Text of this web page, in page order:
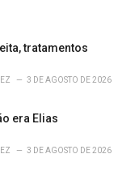
tratamentos
3 DE AGOSTO DE 2026
era Elias
3 DE AGOSTO DE 2026